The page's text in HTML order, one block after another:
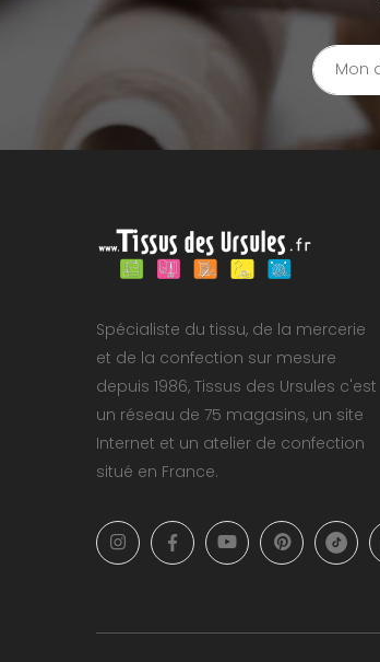
Spécialiste du tissu, de la mercerie
et de la confection sur mesure
depuis 1986, Tissus des Ursules c'est
un réseau de 75 magasins, un site
Internet et un atelier de confection
situé en France.